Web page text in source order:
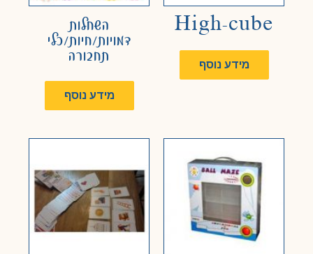
High-cube
מידע נוסף
השחלות
דמויות/חיות/כלי
תחבורה
מידע נוסף